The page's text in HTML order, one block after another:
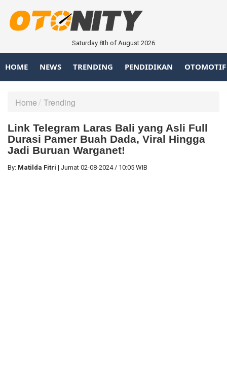
Saturday 8th of August 2026
HOME NEWS TRENDING PENDIDIKAN OTOMOTIF
Home Trending
Link Telegram Laras Bali yang Asli Full
Durasi Pamer Buah Dada, Viral Hingga
Jadi Buruan Warganet!
By: Matilda Fitri | Jumat 02-08-2024 / 10:05 WIB